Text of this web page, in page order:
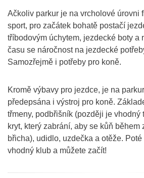
Ačkoliv parkur je na vrcholové úrovni
sport, pro začátek bohatě postačí
tříbodovým úchytem, jezdecké boty a
času se náročnost na jezdecké
Samozřejmě i potřeby pro koně.
Kromě výbavy pro jezdce, je na
předepsána i výstroj pro koně.
třmeny, podbřišník (později je vhodný
kryt, který zabrání, aby se kůň během
břicha), udidlo, uzdečka a otěže.
vhodný klub a můžete začít!